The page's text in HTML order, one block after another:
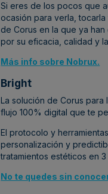
Si eres de los pocos que
ocasión para verla,
de Corus en la que ya
por su eficacia, calidad y
Más info sobre Nobrux.
Bright
La solución de Corus para
flujo 100% digital que te
El protocolo y
personalización y
tratamientos estéticos en
No te quedes sin